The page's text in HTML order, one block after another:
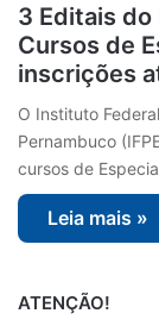
3 Editais
Cursos de
inscrições
O Instituto
Pernambuco
cursos de
Leia mais »
ATENÇÃO!